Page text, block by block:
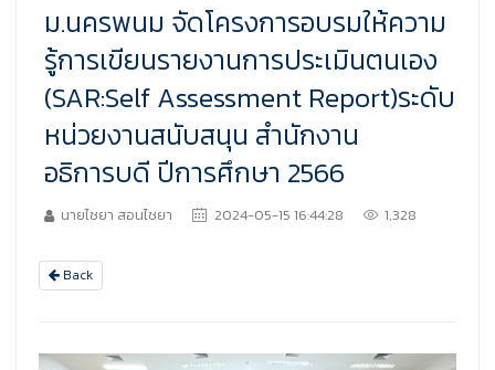
ม.นครพนม จัดโครงการอบรมให้ความ
รู้การเขียนรายงานการประเมินตนเอง
(SAR:Self Assessment Report)ระดับ
หน่วยงานสนับสนุน สำนักงาน
อธิการบดี ปีการศึกษา 2566
นายไชยา สอนไชยา 2024-05-15 16:44:28 1,328
Back